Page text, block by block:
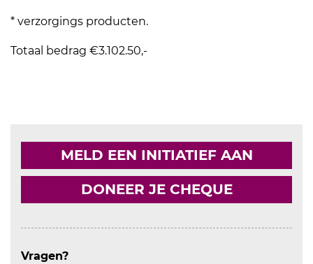
* verzorgings producten.
Totaal bedrag €3.102.50,-
MELD EEN INITIATIEF AAN
DONEER JE CHEQUE
Vragen?